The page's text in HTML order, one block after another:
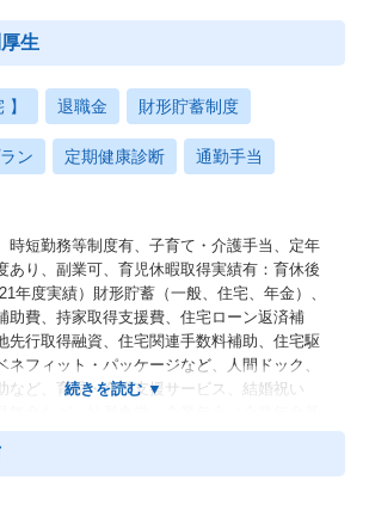
生
退職金 財形貯蓄制度
ン 定期健康診断 通勤手当
時短勤務等制度有、子育て・介護手当、定年
あり、副業可、育児休暇取得実績有：育休後
年度実績）財形貯蓄（一般、住宅、年金）、
助費、持家取得支援費、住宅ローン返済補
先行取得融資、住宅関連手数料補助、住宅駆
ネフィット・パッケージなど、人間ドック、
など、育児・介護支援サービス、結婚祝い
、電気通信共済会(個人年金、遺児育英基金)